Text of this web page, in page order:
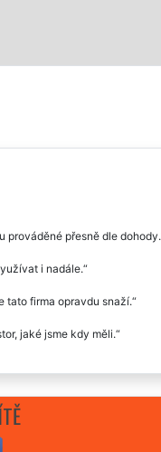
prováděné přesně dle dohody.
i nadále.
tato firma opravdu snaží.
jaké jsme kdy měli.